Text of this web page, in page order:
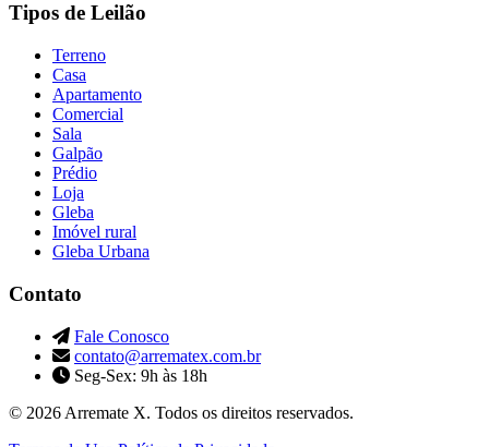
Tipos de Leilão
Terreno
Casa
Apartamento
Comercial
Sala
Galpão
Prédio
Loja
Gleba
Imóvel rural
Gleba Urbana
Contato
Fale Conosco
contato@arrematex.com.br
Seg-Sex: 9h às 18h
© 2026 Arremate X. Todos os direitos reservados.